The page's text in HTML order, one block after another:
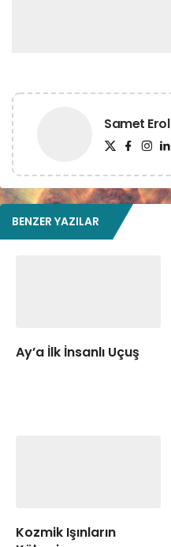
Samet Erol
BENZER YAZILAR
Ay’a İlk İnsanlı Uçuş
Kozmik Işınların